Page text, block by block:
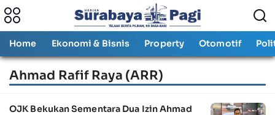
Home Ekonomi & Bisnis Property Otomotif
Ahmad Rafif Raya (ARR)
OJK Bekukan Sementara Dua Izin Ahmad